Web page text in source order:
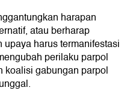
harapan
atau berharap
harus termanifestasi
perilaku parpol
koalisi gabungan parpol